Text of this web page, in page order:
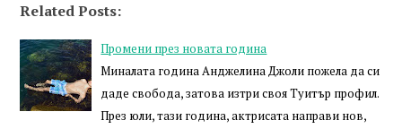
Related Posts:
Промени през новата година
Миналата година Анджелина Джоли пожела да си
даде свобода, затова изтри своя Туитър профил.
През юли, тази година, актрисата направи нов,